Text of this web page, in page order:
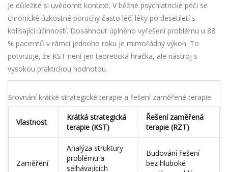
Je důležité si uvědomit kontext. V běžné psychiatrické péči se
chronické úzkostné poruchy často léčí léky po desetiletí s
kolísající účinností. Dosáhnout úplného vyřešení problému u 88
% pacientů v rámci jednoho roku je mimořádný výkon. To
potvrzuje, že KST není jen teoretická hračka, ale nástroj s
vysokou praktickou hodnotou.
Srovnání krátké strategické terapie a řešení zaměřené terapie
Vlastnost
Krátká strategická
terapie (KST)
Řešení zaměřená
terapie (RZT)
Zaměření
Analýza struktury
problému a
selhávajících
Budování řešení
bez hluboké